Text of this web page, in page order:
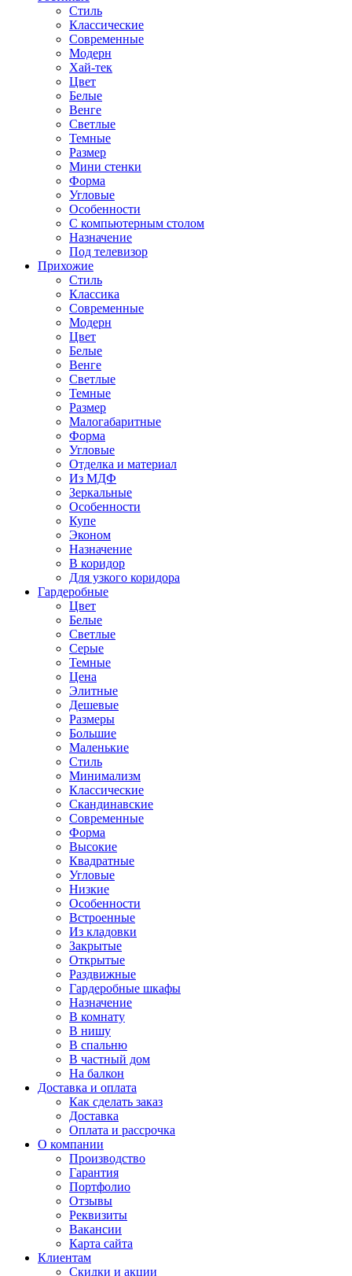
Стиль
Классические
Современные
Модерн
Хай-тек
Цвет
Белые
Венге
Светлые
Темные
Размер
Мини стенки
Форма
Угловые
Особенности
С компьютерным столом
Назначение
Под телевизор
Прихожие
Стиль
Классика
Современные
Модерн
Цвет
Белые
Венге
Светлые
Темные
Размер
Малогабаритные
Форма
Угловые
Отделка и материал
Из МДФ
Зеркальные
Особенности
Купе
Эконом
Назначение
В коридор
Для узкого коридора
Гардеробные
Цвет
Белые
Светлые
Серые
Темные
Цена
Элитные
Дешевые
Размеры
Большие
Маленькие
Стиль
Минимализм
Классические
Скандинавские
Современные
Форма
Высокие
Квадратные
Угловые
Низкие
Особенности
Встроенные
Из кладовки
Закрытые
Открытые
Раздвижные
Гардеробные шкафы
Назначение
В комнату
В нишу
В спальню
В частный дом
На балкон
Доставка и оплата
Как сделать заказ
Доставка
Оплата и рассрочка
О компании
Производство
Гарантия
Портфолио
Отзывы
Реквизиты
Вакансии
Карта сайта
Клиентам
Скидки и акции